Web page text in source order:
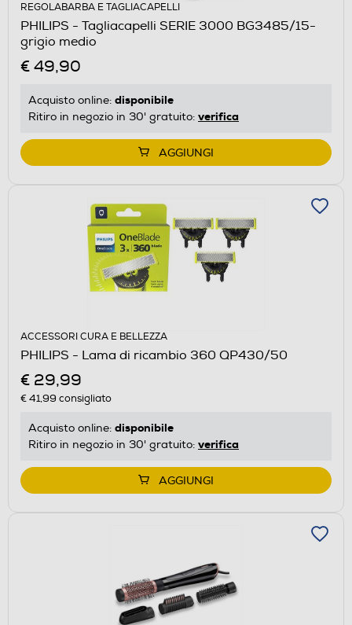
REGOLABARBA E TAGLIACAPELLI
PHILIPS - Tagliacapelli SERIE 3000 BG3485/15-
grigio medio
€ 49,90
Acquisto online: disponibile
Ritiro in negozio in 30' gratuito: verifica
AGGIUNGI
ACCESSORI CURA E BELLEZZA
PHILIPS - Lama di ricambio 360 QP430/50
€ 29,99
€ 41,99 consigliato
Acquisto online: disponibile
Ritiro in negozio in 30' gratuito: verifica
AGGIUNGI